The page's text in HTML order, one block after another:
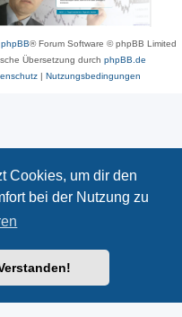
Cookies, um dir den
bei der Nutzung zu
phpBB® Forum Software © phpBB Limited
Übersetzung durch phpBB.de
| Nutzungsbedingungen